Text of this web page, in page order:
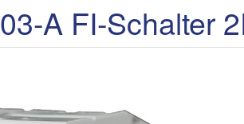
A FI-Schalter